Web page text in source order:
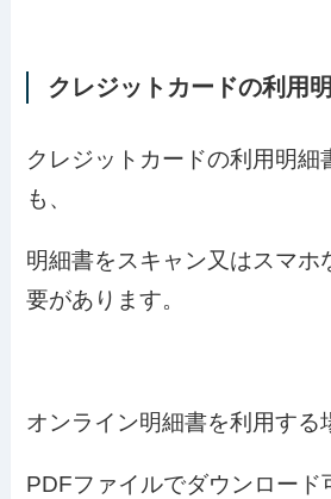
クレジットカードの利用
クレジットカードの利用明細
も、
明細書をスキャン又はスマホ
要があります。
オンライン明細書を利用する
PDFファイルでダウンロード